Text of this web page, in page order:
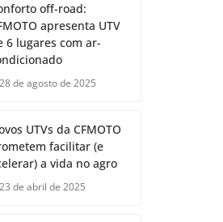
off-road:
apresenta UTV
6 lugares com ar-
28 de agosto de 2025
UTVs da CFMOTO
facilitar (e
a vida no agro
23 de abril de 2025